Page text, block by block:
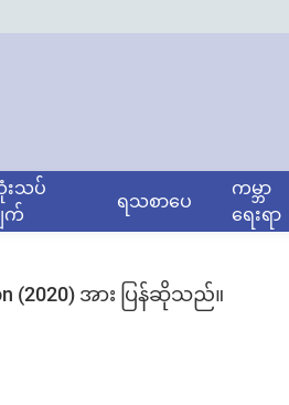
သပ်
က်
ရသစာပေ
ကမ္ဘာ
ရေးရာ
(2020) အား ပြန်ဆိုသည်။